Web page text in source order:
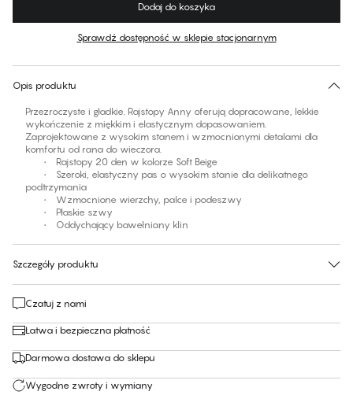
Brak sugerowanego rozmiaru dla tego produktu
Dodaj do koszyka
Sprawdź dostępność w sklepie stacjonarnym
Opis produktu
Przezroczyste i gładkie. Rajstopy Anny oferują dopracowane, lekkie
wykończenie z miękkim i elastycznym dopasowaniem.
Zaprojektowane z wysokim stanem i wzmocnionymi detalami dla
komfortu od rana do wieczora.
• Rajstopy 20 den w kolorze Soft Beige
• Szeroki, elastyczny pas o wysokim stanie dla delikatnego
podtrzymania
• Wzmocnione wierzchy, palce i podeszwy
• Płaskie szwy
• Oddychający bawełniany klin
Szczegóły produktu
Czatuj z nami
Łatwa i bezpieczna płatność
Darmowa dostawa do sklepu
Wygodne zwroty i wymiany